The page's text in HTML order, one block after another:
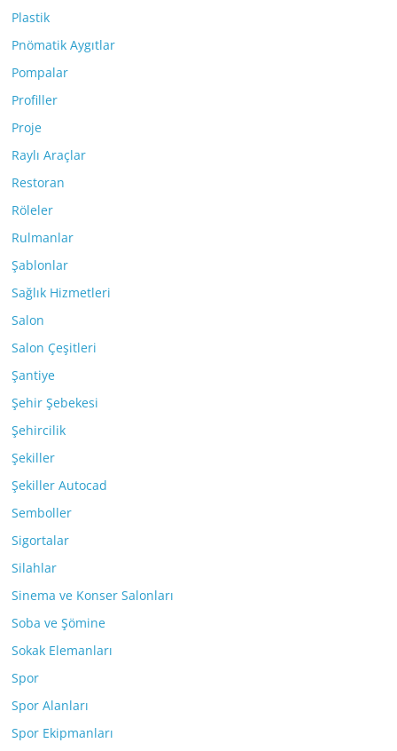
Plastik
Pnömatik Aygıtlar
Pompalar
Profiller
Proje
Raylı Araçlar
Restoran
Röleler
Rulmanlar
Şablonlar
Sağlık Hizmetleri
Salon
Salon Çeşitleri
Şantiye
Şehir Şebekesi
Şehircilik
Şekiller
Şekiller Autocad
Semboller
Sigortalar
Silahlar
Sinema ve Konser Salonları
Soba ve Şömine
Sokak Elemanları
Spor
Spor Alanları
Spor Ekipmanları